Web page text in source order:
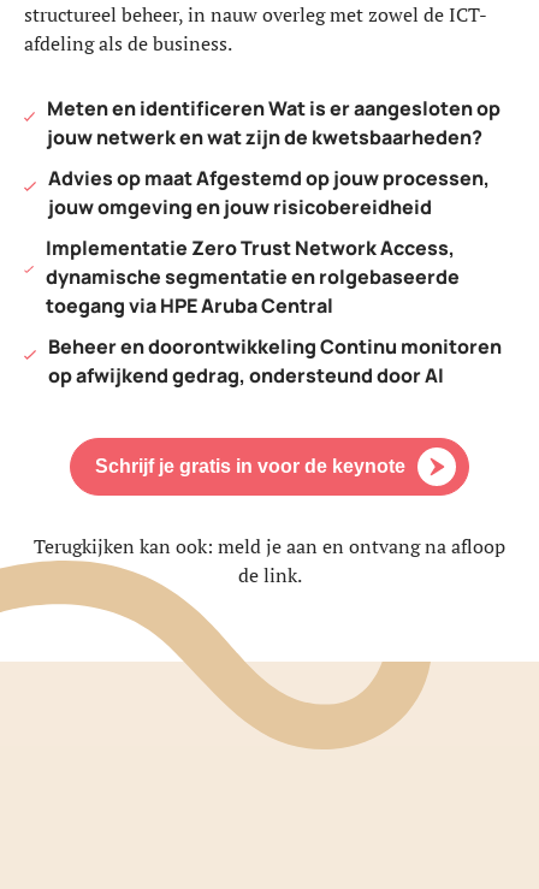
structureel beheer, in nauw overleg met zowel de ICT-
afdeling als de business.
Meten en identificeren Wat is er aangesloten op
jouw netwerk en wat zijn de kwetsbaarheden?
Advies op maat Afgestemd op jouw processen,
jouw omgeving en jouw risicobereidheid
Implementatie Zero Trust Network Access,
dynamische segmentatie en rolgebaseerde
toegang via HPE Aruba Central
Beheer en doorontwikkeling Continu monitoren
op afwijkend gedrag, ondersteund door AI
Schrijf je gratis in voor de keynote
Terugkijken kan ook: meld je aan en ontvang na afloop
de link.